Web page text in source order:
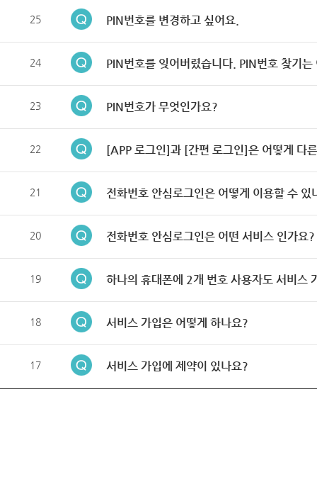
25 PIN번호를 변경하고 싶어요.
24 PIN번호를 잊어버렸습니다. PIN번호 찾기는
23 PIN번호가 무엇인가요?
22 [APP 로그인]과 [간편 로그인]은 어떻게 다
21 전화번호 안심로그인은 어떻게 이용할 수 있
20 전화번호 안심로그인은 어떤 서비스 인가요?
19 하나의 휴대폰에 2개 번호 사용자도 서비스
18 서비스 가입은 어떻게 하나요?
17 서비스 가입에 제약이 있나요?